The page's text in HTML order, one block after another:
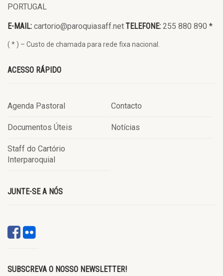
PORTUGAL
E-MAIL: cartorio@paroquiasaff.netTELEFONE: 255 880 890 *
( * ) – Custo de chamada para rede fixa nacional.
ACESSO RÁPIDO
Agenda Pastoral Contacto
Documentos Úteis Notícias
Staff do Cartório
Interparoquial
JUNTE-SE A NÓS
SUBSCREVA O NOSSO NEWSLETTER!